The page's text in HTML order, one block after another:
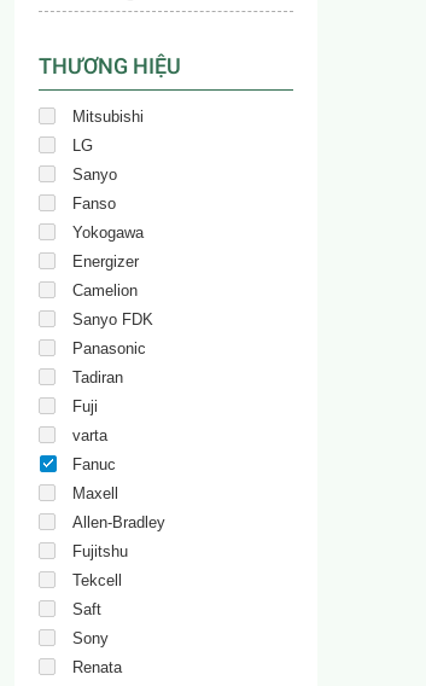
THƯƠNG HIỆU
Mitsubishi
LG
Sanyo
Fanso
Yokogawa
Energizer
Camelion
Sanyo FDK
Panasonic
Tadiran
Fuji
varta
Fanuc
Maxell
Allen-Bradley
Fujitshu
Tekcell
Saft
Sony
Renata